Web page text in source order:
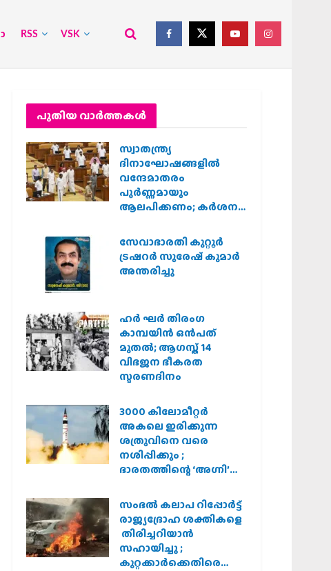
RSS VSK
പുതിയ വാര്‍ത്തകള്‍
സ്വാതന്ത്ര്യ
ദിനാഘോഷങ്ങളിൽ
വന്ദേമാതരം
പൂർണ്ണമായും
ആലപിക്കണം; കർശന
സർക്കാർ
സേവാഭാരതി കുറ്റൂർ
ട്രഷറർ സുരേഷ് കുമാർ
അന്തരിച്ചു
ഹര്‍ ഘര്‍ തിരംഗ
കാമ്പയിന്‍ ഒന്‍പത്
മുതല്‍; ആഗസ്ത് 14
വിഭജന ഭീകരത
സ്മരണദിനം
3000 കിലോമീറ്റർ
അകലെ ഇരിക്കുന്ന
ശത്രുവിനെ വരെ
നശിപ്പിക്കും ;
ഭാരതത്തിന്റെ ‘അഗ്നി’
സംഭൽ കലാപ റിപ്പോർട്ട്
രാജ്യദ്രോഹ ശക്തികളെ
തിരിച്ചറിയാൻ
സഹായിച്ചു ;
കുറ്റക്കാർക്കെതിരെ